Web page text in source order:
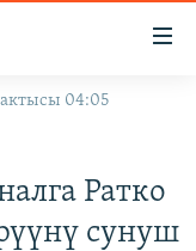
04:05
Ратко
сунуш